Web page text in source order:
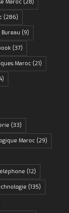
Maroc(28)
(286)
(9)
(37)
Maroc(21)
(33)
Maroc(29)
(12)
(135)